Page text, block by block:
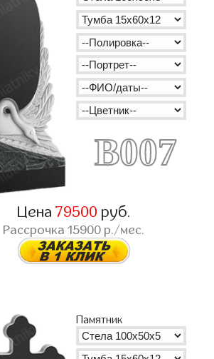
B007
Цена 79500 руб.
Рассрочка15900 р./мес.
Памятник